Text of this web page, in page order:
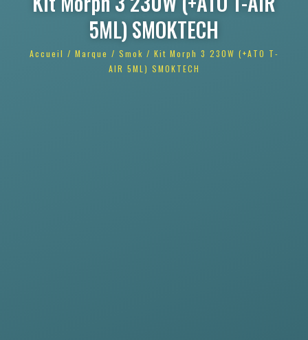
5ML) SMOKTECH
Accueil / Marque / Smok / Kit Morph 3 230W (+ATO T-
AIR 5ML) SMOKTECH